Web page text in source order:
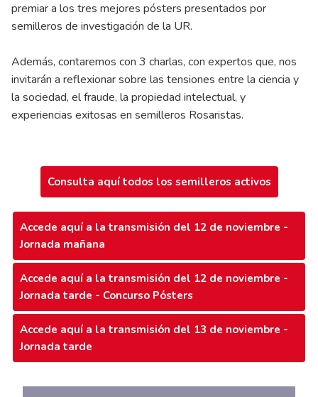
premiar a los tres mejores pósters presentados por
semilleros de investigación de la UR.
Además, contaremos con 3 charlas, con expertos que, nos
invitarán a reflexionar sobre las tensiones entre la ciencia y
la sociedad, el fraude, la propiedad intelectual, y
experiencias exitosas en semilleros Rosaristas.
Consulta aquí todos los semilleros activos
Accede aquí a la transmisión del 12 de noviembre -
Jornada mañana
Accede aquí a la transmisión del 12 de noviembre -
Jornada tarde - Concurso Pósters
Accede aquí a la transmisión del 13 de noviembre -
Jornada tarde